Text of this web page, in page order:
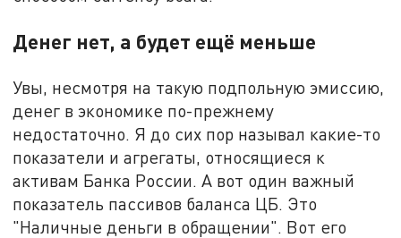
Денег нет, а будет ещё меньше
Увы, несмотря на такую подпольную эмиссию,
денег в экономике по-прежнему
недостаточно. Я до сих пор называл какие-то
показатели и агрегаты, относящиеся к
активам Банка России. А вот один важный
показатель пассивов баланса ЦБ. Это
"Наличные деньги в обращении". Вот его